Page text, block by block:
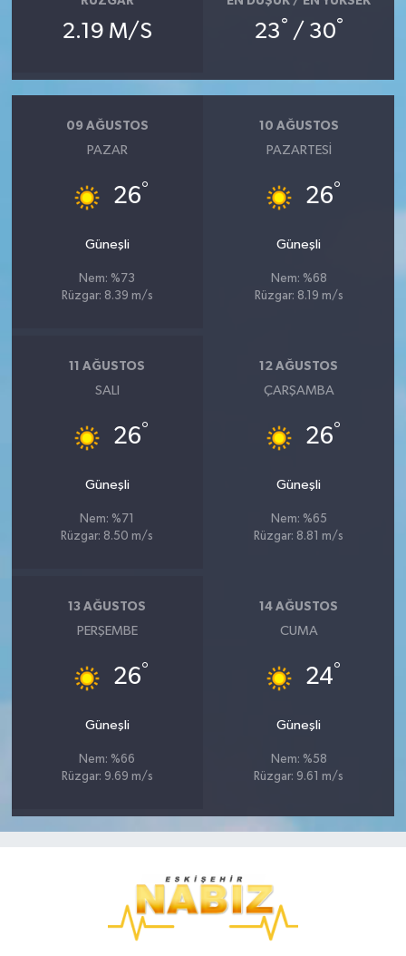
2.19 M/S 23° / 30°
09 AĞUSTOS
PAZAR
26°
Güneşli
Nem: %73
Rüzgar: 8.39 m/s
10 AĞUSTOS
PAZARTESI
26°
Güneşli
Nem: %68
Rüzgar: 8.19 m/s
11 AĞUSTOS
SALI
26°
Güneşli
Nem: %71
Rüzgar: 8.50 m/s
12 AĞUSTOS
ÇARŞAMBA
26°
Güneşli
Nem: %65
Rüzgar: 8.81 m/s
13 AĞUSTOS
PERŞEMBE
26°
Güneşli
Nem: %66
Rüzgar: 9.69 m/s
14 AĞUSTOS
CUMA
24°
Güneşli
Nem: %58
Rüzgar: 9.61 m/s